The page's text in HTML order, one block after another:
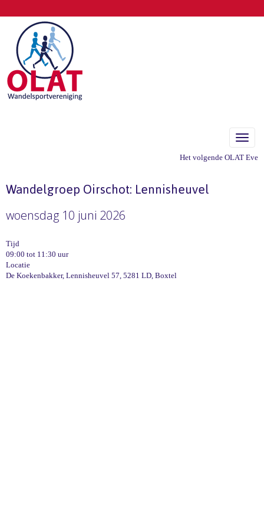
Het volgende OLAT
Wandelgroep Oirschot: Lennisheuvel
woensdag 10 juni 2026
Tijd
09:00 tot 11:30 uur
Locatie
De Koekenbakker, Lennisheuvel 57, 5281 LD, Boxtel